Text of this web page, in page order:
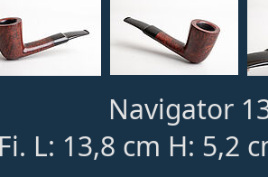
Navigator
L: 13,8 cm H: 5,2